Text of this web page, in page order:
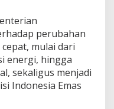
perubahan
mulai dari
energi, hingga
sekaligus menjadi
Indonesia Emas